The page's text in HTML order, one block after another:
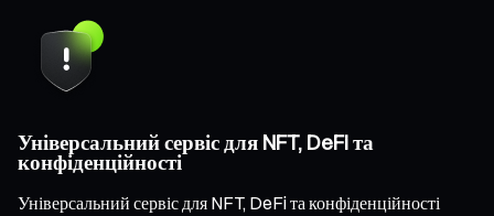
Універсальний сервіс для NFT, DeFi та
конфіденційності
Універсальний сервіс для NFT, DeFi та конфіденційності